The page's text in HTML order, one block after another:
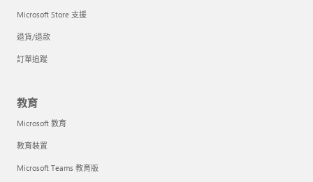
Microsoft Store 支援
退貨/退款
訂單追蹤
教育
Microsoft 教育
教育裝置
Microsoft Teams 教育版